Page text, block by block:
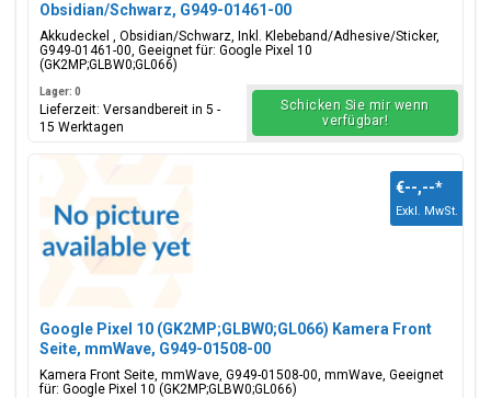
Obsidian/Schwarz, G949-01461-00
Akkudeckel , Obsidian/Schwarz, Inkl. Klebeband/Adhesive/Sticker,
G949-01461-00, Geeignet für: Google Pixel 10
(GK2MP;GLBW0;GL066)
Lager: 0
Lieferzeit: Versandbereit in 5 -
15 Werktagen
Schicken Sie mir wenn
verfügbar!
Google Pixel 10 (GK2MP;GLBW0;GL066) Kamera Front
Seite, mmWave, G949-01508-00
Kamera Front Seite, mmWave, G949-01508-00, mmWave, Geeignet
für: Google Pixel 10 (GK2MP;GLBW0;GL066)
€--,--*
Exkl. MwSt.